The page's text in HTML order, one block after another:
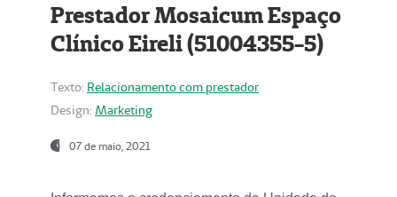
Prestador Mosaicum Espaço
Clínico Eireli (51004355-5)
Texto: Relacionamento com prestador
Design: Marketing
07 de maio, 2021